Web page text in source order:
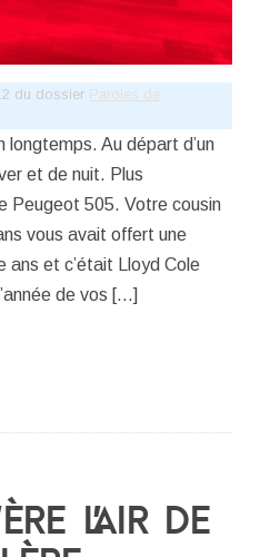
du dossier Paroles de
longtemps. Au départ d’un
et de nuit. Plus
Peugeot 505. Votre cousin
vous avait offert une
ans et c’était Lloyd Cole
de vos […]
L’AIR DE